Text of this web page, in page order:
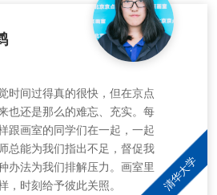
时间过得真的很快，但在京点
也还是那么的难忘、充实。每
跟画室的同学们在一起，一起
总能为我们指出不足，督促我
办法为我们排解压力。画室里
，时刻给予彼此关照。
清华大学